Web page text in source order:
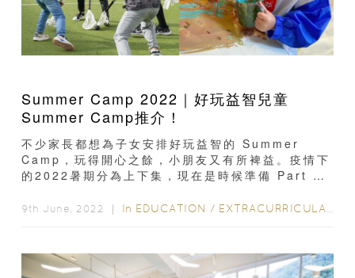
Summer Camp 2022｜好玩益智兒童
Summer Camp推介！
不少家長都想為子女安排好玩益智的 Summer
Camp，玩得開心之餘，小朋友又有所裨益。疫情下
的2022暑期分為上下集，現在是時候準備 Part 2
9th June, 2022 ｜ In EDUCATION / EXTRACURRICULAR ACTIVITIES